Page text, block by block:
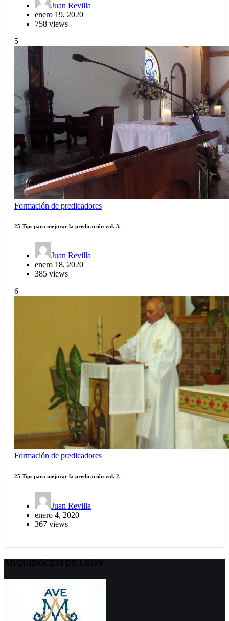
Juan Revilla
enero 19, 2020
758 views
5
Formación de predicadores
25 Tips para mejorar la predicación vol. 3.
Juan Revilla
enero 18, 2020
385 views
6
Formación de predicadores
25 Tips para mejorar la predicación vol. 2.
Juan Revilla
enero 4, 2020
367 views
ARQUIDÖCESI DE LEÓN